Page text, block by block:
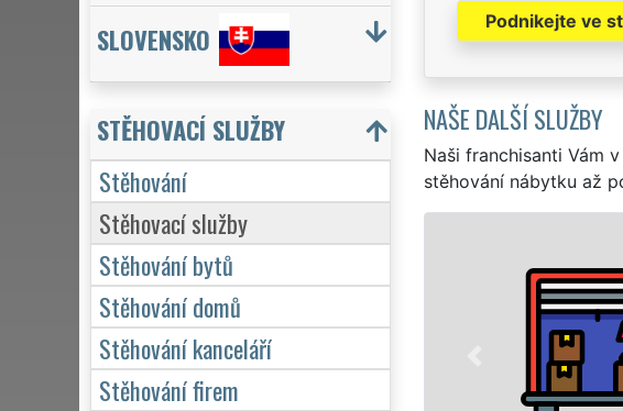
Podnikejte ve
NAŠE DALŠÍ SLUŽBY
Naši franchisanti Vám
stěhování nábytku až
STĚHOVÁNÍ PROSTĚJOV -
Naše franchisová síť
stěhovací servis v
služby stěhování NON-
domácnosti, tak pro
kvalitně odvedené práce.
SLOVENSKO
STĚHOVACÍ SLUŽBY
Stěhování
Stěhovací služby
Stěhování bytů
Stěhování domů
Stěhování kanceláří
Stěhování firem